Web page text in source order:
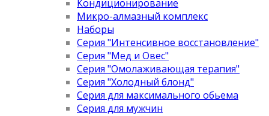
Кондиционирование
Микро-алмазный комплекс
Наборы
Серия "Интенсивное восстановление"
Серия "Мед и Овес"
Серия "Омолаживающая терапия"
Серия "Холодный блонд"
Серия для максимального обьема
Серия для мужчин